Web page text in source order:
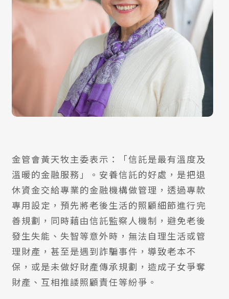
金管會黃天牧主委表示：「信託是最有溫度及
溫暖的金融服務」。安養信託的好處，是把退
休資金交給專業的金融機構做管理，透過專款
專用設定，預先將老後生活的照顧細節進行完
善規劃，同時藉由信託監察人機制，避免老後
發生失能、失智等意外時，無法自理生活或管
理財產，甚至是遇到詐騙事件，導致老本不
保，或是未做好財產傳承規劃，造成子女爭奪
財產、互相推諉照顧責任等紛爭。